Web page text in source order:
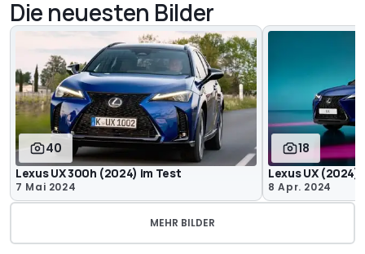
Die neuesten Bilder
40
Lexus UX 300h (2024) im Test
7 Mai 2024
18
Lexus UX (2024)
8 Apr. 2024
MEHR BILDER